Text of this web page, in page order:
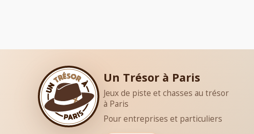
Un Trésor à Paris
Jeux de piste et chasses au trésor
à Paris
Pour entreprises et particuliers